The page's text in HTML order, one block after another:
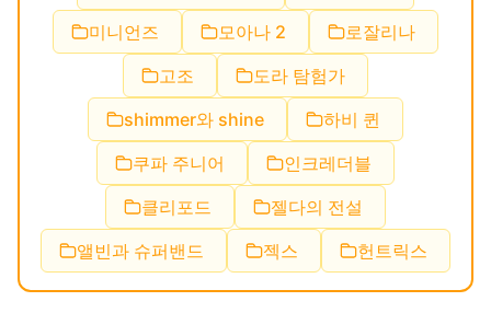
미니언즈
모아나 2
로잘리나
고조
도라 탐험가
shimmer와 shine
하비 퀸
쿠파 주니어
인크레더블
클리포드
젤다의 전설
앨빈과 슈퍼밴드
젝스 헌트릭스